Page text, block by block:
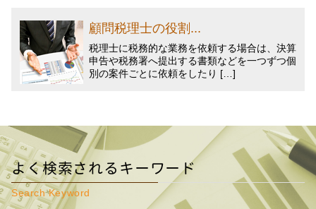
顧問税理士の役割...
税理士に税務的な業務を依頼する場合は、決算
申告や税務署へ提出する書類などを一つずつ個
別の案件ごとに依頼をしたり […]
よく検索されるキーワード
Search Keyword